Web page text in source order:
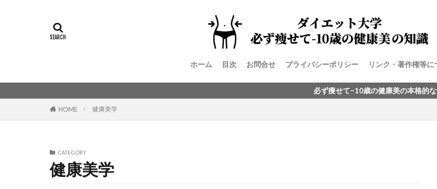
ホーム 目次 お問合せ プライバシーポリシー リンク・著作権等に
必ず痩せて−10歳の健康美の本格的な知識を手に入れ
HOME 健康美学
CATEGORY
健康美学